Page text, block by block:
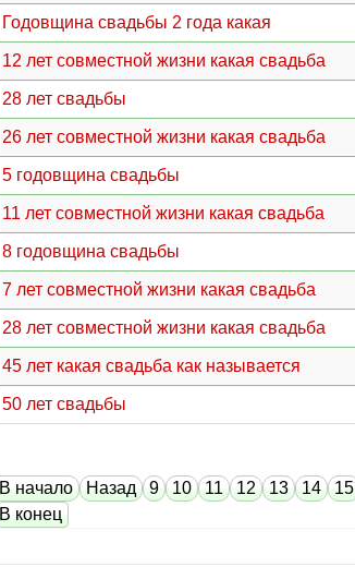
Годовщина свадьбы 2 года какая
12 лет совместной жизни какая свадьба
28 лет свадьбы
26 лет совместной жизни какая свадьба
5 годовщина свадьбы
11 лет совместной жизни какая свадьба
8 годовщина свадьбы
7 лет совместной жизни какая свадьба
28 лет совместной жизни какая свадьба
45 лет какая свадьба как называется
50 лет свадьбы
В начало
Назад 9 10 11 12 13 14 15
В конец